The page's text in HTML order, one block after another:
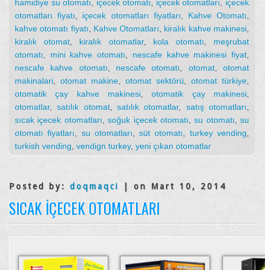
hamidiye su otomatı, içecek otomatı, içecek otomatları, içecek
otomatları fiyatı, içecek otomatları fiyatları, Kahve Otomatı,
kahve otomatı fiyatı, Kahve Otomatları, kiralık kahve makinesi,
kiralık otomat, kiralık otomatlar, kola otomatı, meşrubat
otomatı, mini kahve otomatı, nescafe kahve makinesi fiyat,
nescafe kahve otomatı, nescafe otomatı, otomat,otomat
makinalari, otomat makine, otomat sektörü, otomat türkiye,
otomatik çay kahve makinesi,otomatik çay makinesi,
otomatlar,satılık otomat,satılık otomatlar, satış otomatları,
sıcak içecek otomatları,soğuk içecek otomatı,su otomatı, su
otomatı fiyatları, su otomatları,süt otomatı, turkey vending,
turkish vending, vendign turkey, yeni çıkan otomatlar
Posted by: doqmaqci | on Mart 10, 2014
SICAK İÇECEK OTOMATLARI